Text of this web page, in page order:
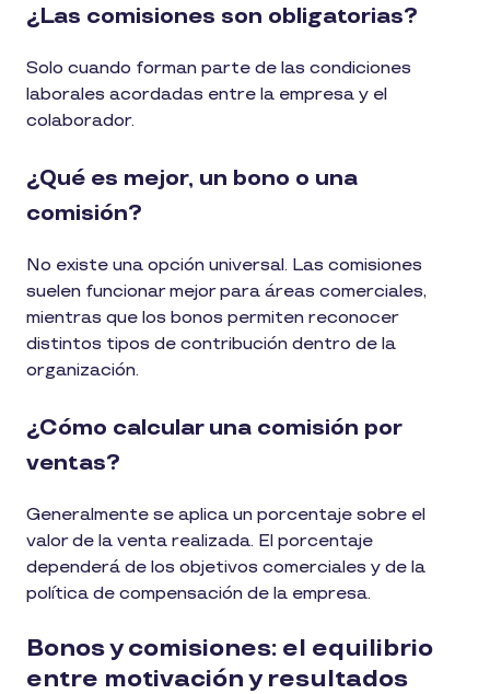
¿Las comisiones son obligatorias?
Solo cuando forman parte de las condiciones
laborales acordadas entre la empresa y el
colaborador.
¿Qué es mejor, un bono o una
comisión?
No existe una opción universal. Las comisiones
suelen funcionar mejor para áreas comerciales,
mientras que los bonos permiten reconocer
distintos tipos de contribución dentro de la
organización.
¿Cómo calcular una comisión por
ventas?
Generalmente se aplica un porcentaje sobre el
valor de la venta realizada. El porcentaje
dependerá de los objetivos comerciales y de la
política de compensación de la empresa.
Bonos y comisiones: el equilibrio
entre motivación y resultados